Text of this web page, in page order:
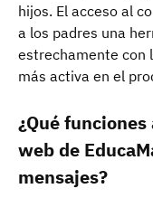
hijos. El acceso al
a los padres una
estrechamente con
más activa en el
¿Qué
web de
mensajes?